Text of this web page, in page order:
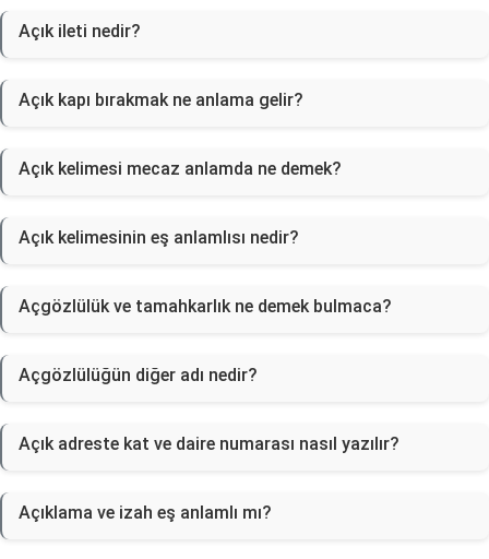
Açık ileti nedir?
Açık kapı bırakmak ne anlama gelir?
Açık kelimesi mecaz anlamda ne demek?
Açık kelimesinin eş anlamlısı nedir?
Açgözlülük ve tamahkarlık ne demek bulmaca?
Açgözlülüğün diğer adı nedir?
Açık adreste kat ve daire numarası nasıl yazılır?
Açıklama ve izah eş anlamlı mı?